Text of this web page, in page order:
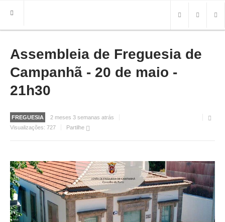
HOME
FREGUESIA
INFO
MAPA
ROTEIRO TURÍSTICO
IMPRENSA
BRASÃO
FOTOS
Assembleia de Freguesia de
Campanhã - 20 de maio -
21h30
FREGUESIA
2 meses 3 semanas atrás
Visualizações: 727 Partilhe